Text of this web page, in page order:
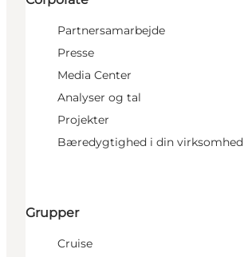
Partnersamarbejde
Presse
Media Center
Analyser og tal
Projekter
Bæredygtighed i din virksomhed
Grupper
Cruise